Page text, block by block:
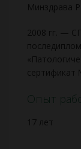
Минздрава
2008 гг. —
сертификат
Опыт
17 лет